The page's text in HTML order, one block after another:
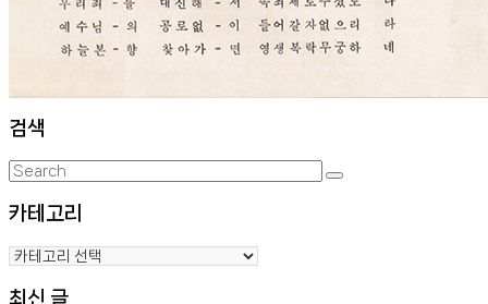
검색
Search
Search
카테고리
카
고
최신 글